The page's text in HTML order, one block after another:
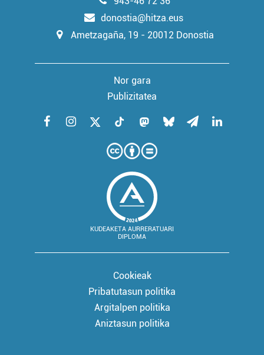
donostia@hitza.eus
Ametzagaña, 19 - 20012 Donostia
Nor gara
Publizitatea
KUDEAKETA AURRERATUARI
DIPLOMA
Cookieak
Pribatutasun politika
Argitalpen politika
Aniztasun politika